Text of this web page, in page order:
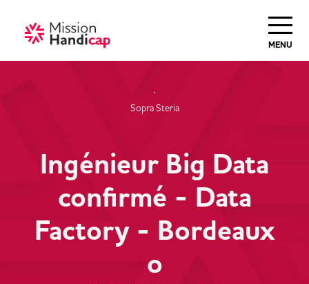
MENU
Sopra Steria
Ingénieur Big Data
confirmé - Data
Factory - Bordeaux
o